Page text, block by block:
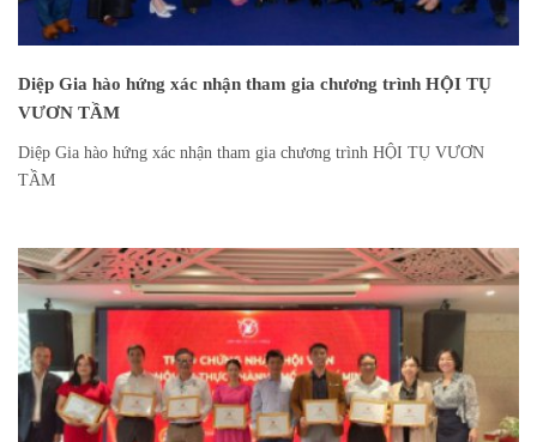
Diệp Gia hào hứng xác nhận tham gia chương trình HỘI TỤ
VƯƠN TẦM
Diệp Gia hào hứng xác nhận tham gia chương trình HỘI TỤ VƯƠN
TẦM